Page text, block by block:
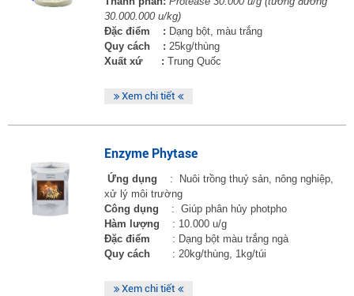
30.000.000 u/kg)
Đặc điểm : Dạng bột, màu trắng
Quy cách : 25kg/thùng
Xuất xứ : Trung Quốc
Xem chi tiết
Enzyme Phytase
Ứng dụng : Nuôi trồng thuỷ sản, nông nghiệp,
xử lý môi trường
Công dụng : Giúp phân hủy photpho
Hàm lượng : 10.000 u/g
Đặc điểm
: Dạng bột màu trắng ngà
Quy cách : 20kg/thùng, 1kg/túi
Xem chi tiết